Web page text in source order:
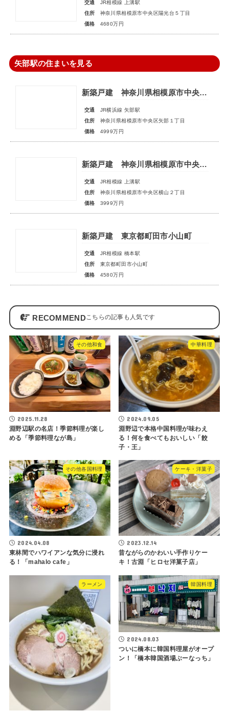
交通
JR相模線 上溝駅
住所
神奈川県相模原市中央区陽光台５丁目
価格
4680万円
矢部駅の住まいを見る
新築戸建 神奈川県相模原市中央区矢部１丁目
交通
JR横浜線 矢部駅
住所
神奈川県相模原市中央区矢部１丁目
価格
4999万円
新築戸建 神奈川県相模原市中央区横山２丁目
交通
JR相模線 上溝駅
住所
神奈川県相模原市中央区横山２丁目
価格
3999万円
新築戸建 東京都町田市小山町
交通
JR相模線 橋本駅
住所
東京都町田市小山町
価格
4580万円
RECOMMEND
その他和食
2025.11.28
淵野辺駅の名店！季節料理が楽し
める「季節料理なが島」
中華料理
2024.09.05
淵野辺で本格中国料理が味わえ
る！何を食べてもおいしい「餃
子・王」
その他各国料理
2024.04.08
東林間でハワイアンな気分に浸れ
る！「mahalo cafe」
ケーキ・洋菓子
2023.12.14
昔ながらのかわいい手作りケー
キ！古淵「ヒロセ洋菓子店」
ラーメン 韓国料理
2024.08.03
ついに橋本に韓国料理屋がオープ
ン！「橋本韓国酒場ぶーなっち」